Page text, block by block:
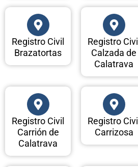
Registro Civil
Brazatortas
Registro Civil
Calzada de
Calatrava
Registro Civil
Carrión de
Calatrava
Registro Civil
Carrizosa